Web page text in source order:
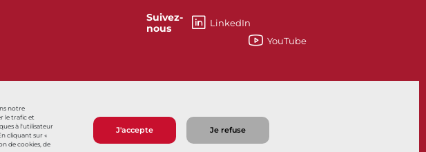
notre
le trafic et
à l'utilisateur
cliquant sur «
de cookies, de
J'accepte Je refuse
Suivez-
nous
LinkedIn
YouTube
Conditions générales de vente Politique de confidentialité